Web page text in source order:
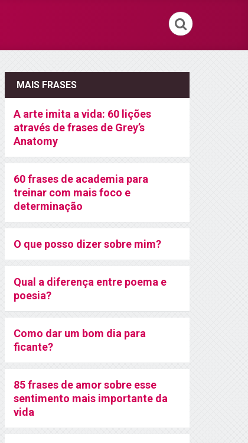
MAIS FRASES
A arte imita a vida: 60 lições
através de frases de Grey’s
Anatomy
60 frases de academia para
treinar com mais foco e
determinação
O que posso dizer sobre mim?
Qual a diferença entre poema e
poesia?
Como dar um bom dia para
ficante?
85 frases de amor sobre esse
sentimento mais importante da
vida